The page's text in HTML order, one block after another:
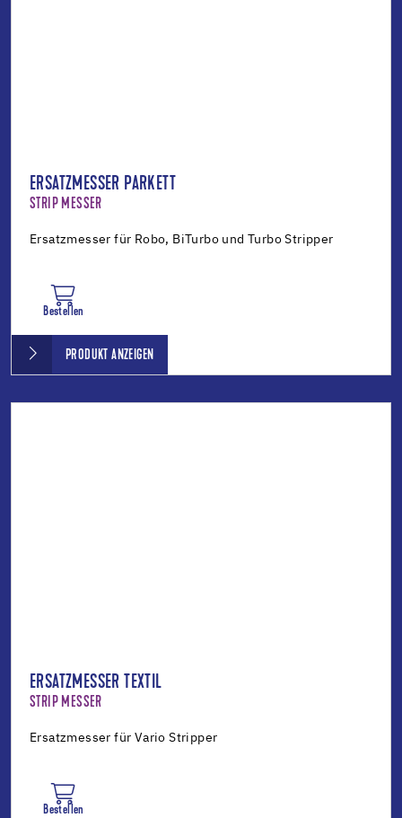
ERSATZMESSER PARKETT
STRIP MESSER
Ersatzmesser für Robo, BiTurbo und Turbo Stripper
Bestellen
PRODUKT ANZEIGEN
ERSATZMESSER TEXTIL
STRIP MESSER
Ersatzmesser für Vario Stripper
Bestellen